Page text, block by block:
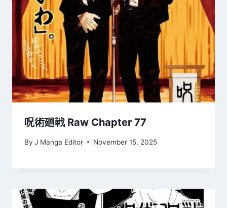
呪術廻戦 Raw Chapter 77
By J Manga Editor November 15, 2025